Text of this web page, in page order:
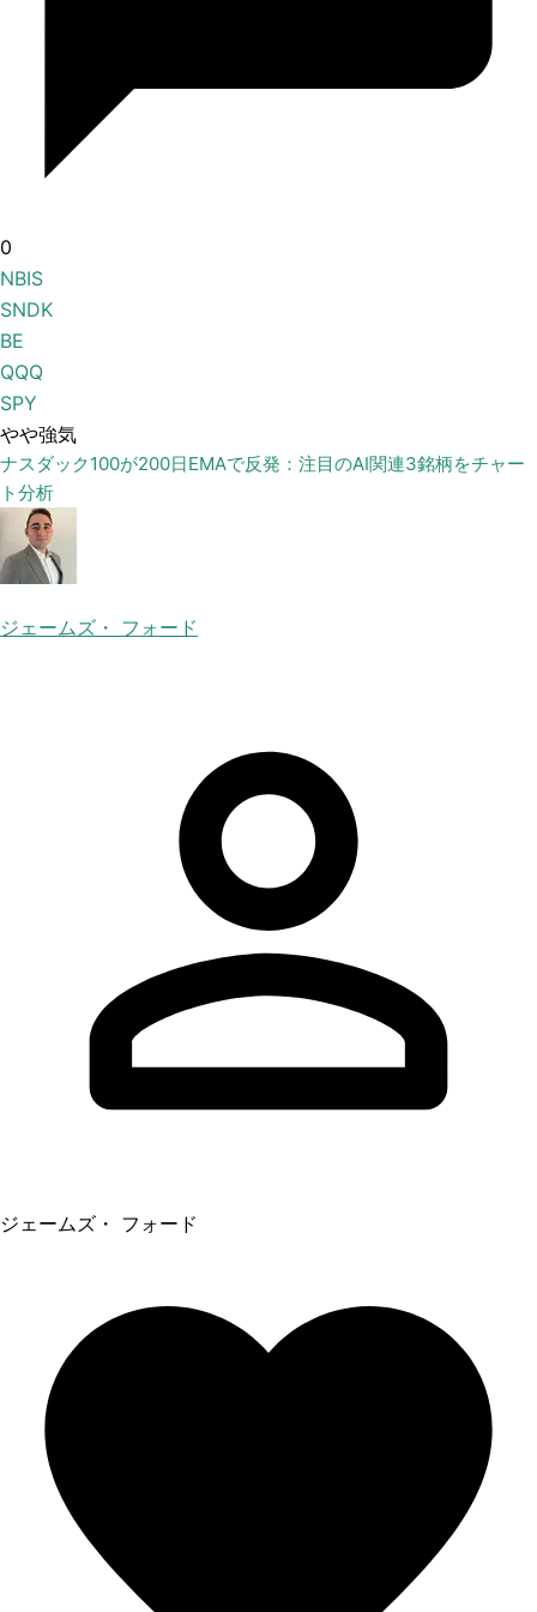
0
NBIS
SNDK
BE
QQQ
SPY
やや強気
ナスダック100が200日EMAで反発：注目のAI関連3銘柄をチャー
ト分析
ジェームズ・ フォード
ジェームズ・ フォード